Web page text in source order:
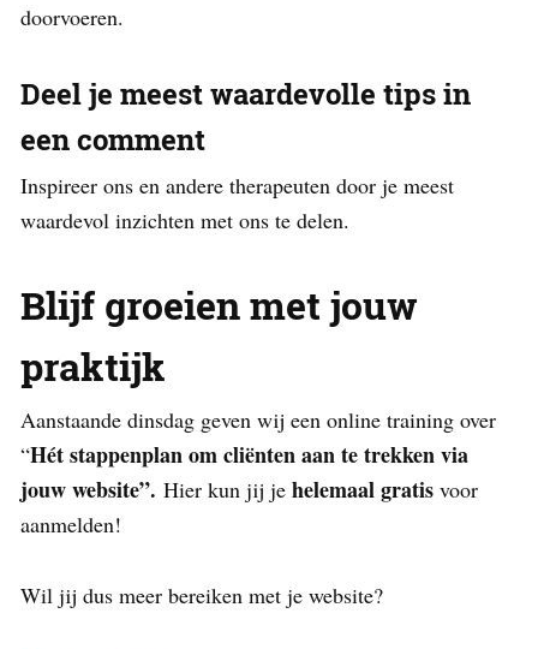
doorvoeren.
Deel je meest waardevolle tips in
een comment
Inspireer ons en andere therapeuten door je meest
waardevol inzichten met ons te delen.
Blijf groeien met jouw
praktijk
Aanstaande dinsdag geven wij een online training over
“Hét stappenplan om cliënten aan te trekken via
jouw website”. Hier kun jij je helemaal gratis voor
aanmelden!
Wil jij dus meer bereiken met je website?